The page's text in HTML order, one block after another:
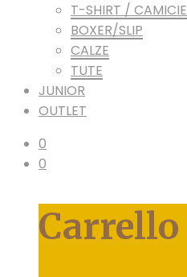
T-SHIRT / CAMICIE
BOXER/SLIP
CALZE
TUTE
JUNIOR
OUTLET
0
0
Carrello